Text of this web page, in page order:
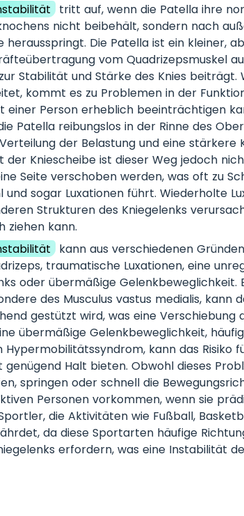
tritt auf, wenn die Patella ihre
nicht beibehält, sondern nach
herausspringt. Die Patella ist ein kleiner,
vom Quadrizepsmuskel
Stabilität und Stärke des Knies beiträgt.
kommt es zu Problemen in der
einer Person erheblich beeinträchtigen
Patella reibungslos in der Rinne des
der Belastung und eine stärkere
der Kniescheibe ist dieser Weg jedoch
Seite verschoben werden, was oft zu
und sogar Luxationen führt. Wiederholte
Strukturen des Kniegelenks
ziehen kann.
kann aus verschiedenen
traumatische Luxationen, eine
oder übermäßige Gelenkbeweglichkeit.
des Musculus vastus medialis, kann
gestützt wird, was eine Verschiebung
übermäßige Gelenkbeweglichkeit,
Hypermobilitätssyndrom, kann das Risiko
genügend Halt bieten. Obwohl dieses
springen oder schnell die
Personen vorkommen, wenn sie
die Aktivitäten wie Fußball,
da diese Sportarten häufige
erfordern, was eine Instabilität